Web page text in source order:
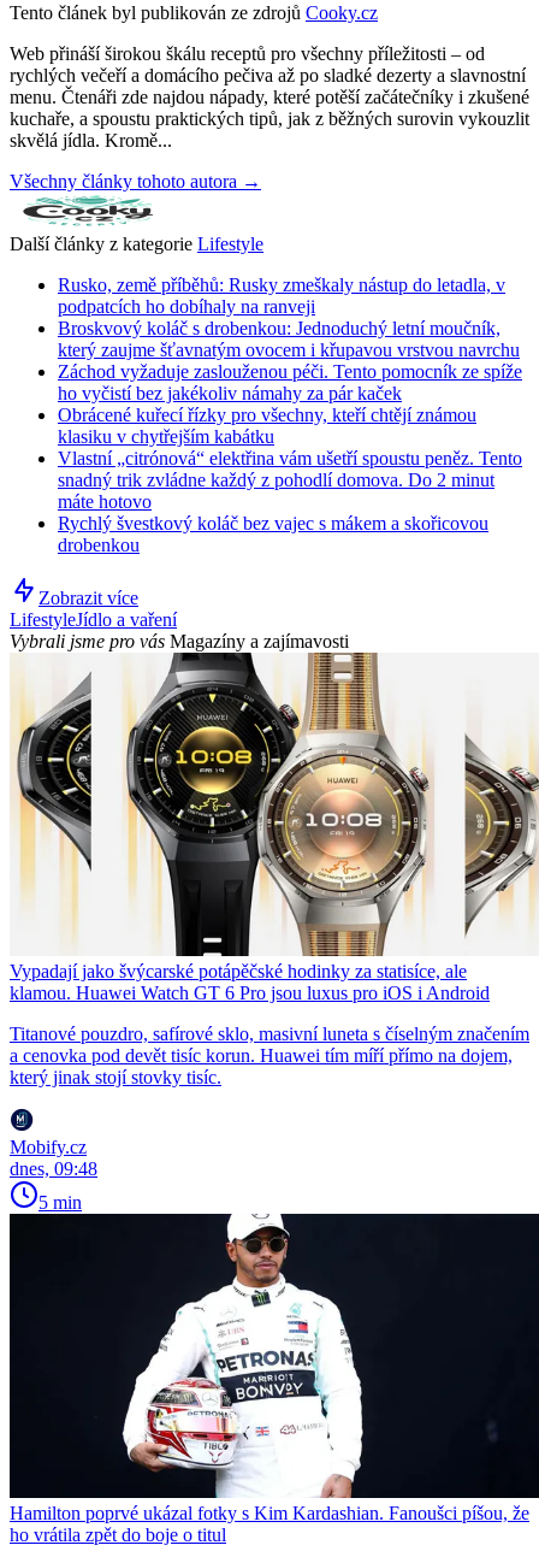
Tento článek byl publikován ze zdrojů Cooky.cz
Web přináší širokou škálu receptů pro všechny příležitosti – od
rychlých večeří a domácího pečiva až po sladké dezerty a slavnostní
menu. Čtenáři zde najdou nápady, které potěší začátečníky i zkušené
kuchaře, a spoustu praktických tipů, jak z běžných surovin vykouzlit
skvělá jídla. Kromě...
Všechny články tohoto autora →
Další články z kategorie Lifestyle
Rusko, země příběhů: Rusky zmeškaly nástup do letadla, v
podpatcích ho dobíhaly na ranveji
Broskvový koláč s drobenkou: Jednoduchý letní moučník,
který zaujme šťavnatým ovocem i křupavou vrstvou navrchu
Záchod vyžaduje zaslouženou péči. Tento pomocník ze spíže
ho vyčistí bez jakékoliv námahy za pár kaček
Obrácené kuřecí řízky pro všechny, kteří chtějí známou
klasiku v chytřejším kabátku
Vlastní „citrónová“ elektřina vám ušetří spoustu peněz. Tento
snadný trik zvládne každý z pohodlí domova. Do 2 minut
máte hotovo
Rychlý švestkový koláč bez vajec s mákem a skořicovou
drobenkou
Zobrazit více
LifestyleJídlo a vaření
Vybrali jsme pro vás Magazíny a zajímavosti
Vypadají jako švýcarské potápěčské hodinky za statisíce, ale
klamou. Huawei Watch GT 6 Pro jsou luxus pro iOS i Android
Titanové pouzdro, safírové sklo, masivní luneta s číselným značením
a cenovka pod devět tisíc korun. Huawei tím míří přímo na dojem,
který jinak stojí stovky tisíc.
Mobify.cz
dnes, 09:48
5 min
Hamilton poprvé ukázal fotky s Kim Kardashian. Fanoušci píšou, že
ho vrátila zpět do boje o titul